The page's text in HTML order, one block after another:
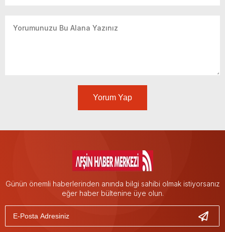
Yorum Yap
Günün önemli haberlerinden anında bilgi sahibi olmak istiyorsanız
eğer haber bültenine üye olun.